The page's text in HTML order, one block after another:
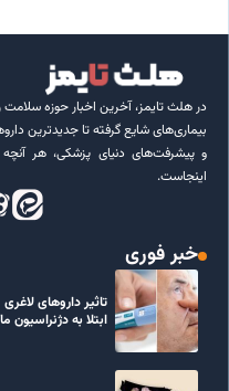
در هلث تایمز، آخرین اخبار حوزه سلامت
بیماری‌های شایع گرفته تا جدیدترین
و پیشرفت‌های دنیای پزشکی، هر آنچه
اینجاست.
خبر فوری
ابتلا به دژنراسیون